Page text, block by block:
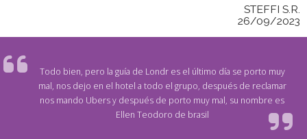
STEFFI S.R.
26/09/2023
Todo bien, pero la guía de Londr es el último día se porto muy
mal, nos dejo en el hotel a todo el grupo, después de reclamar
nos mando Ubers y después de porto muy mal, su nombre es
Ellen Teodoro de brasil